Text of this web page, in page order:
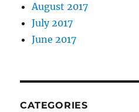
August 2017
July 2017
June 2017
CATEGORIES